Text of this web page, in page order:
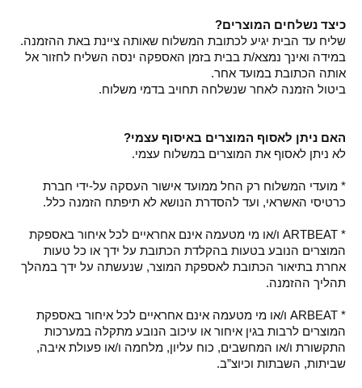
כיצד נשלחים המוצרים?
שליח עד הבית יגיע לכתובת המשלוח שאותה ציינת באת ההזמנה.
במידה ואינך נמצא/ת בבית בזמן האספקה ינסה השליח לחזור אל
אותה הכתובת במועד אחר.
ביטול הזמנה לאחר שנשלחה תחויב בדמי משלוח.
האם ניתן לאסוף המוצרים באיסוף עצמי?
לא ניתן לאסוף את המוצרים במשלוח עצמי.
* מועדי המשלוח רק החל ממועד אישור העסקה על-ידי חברת
כרטיסי האשראי, ועד להסדרת הנושא לא תיפתח הזמנה כלל.
* ARTBEAT ו/או מי מטעמה אינם אחראיים לכל איחור באספקת
המוצרים הנובע בטעות בהקלדת הכתובת על ידך או כל טעות
אחרת בתיאור הכתובת לאספקת המוצר, שנעשתה על ידך במהלך
תהליך ההזמנה.
* ARBEAT ו/או מי מטעמה אינם אחראיים לכל איחור באספקת
המוצרים לרבות בגין איחור או עיכוב הנובע מתקלה במערכות
התקשורת ו/או המחשבים, כוח עליון, מלחמה ו/או פעולת איבה,
שביתות, השבתות וכיוצ”ב.